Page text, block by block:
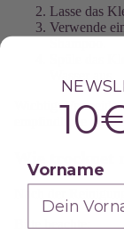
Lasse das
Verwende
Wichtig: Vermeide
empfindliche
Bitte beachte:
Vorname